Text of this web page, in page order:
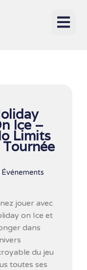
Ice –
Limits
Tournée
jouer avec
on Ice et
dans
du jeu
toutes ses